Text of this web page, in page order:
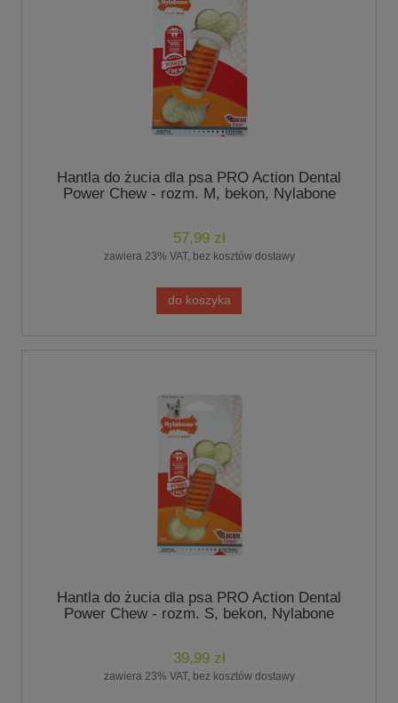
Hantla do żucia dla psa PRO Action Dental
Power Chew - rozm. M, bekon, Nylabone
57,99 zł
zawiera 23% VAT, bez kosztów dostawy
do koszyka
Hantla do żucia dla psa PRO Action Dental
Power Chew - rozm. S, bekon, Nylabone
39,99 zł
zawiera 23% VAT, bez kosztów dostawy